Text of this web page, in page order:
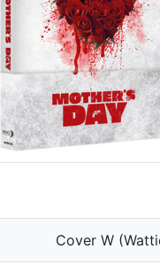
Cover W